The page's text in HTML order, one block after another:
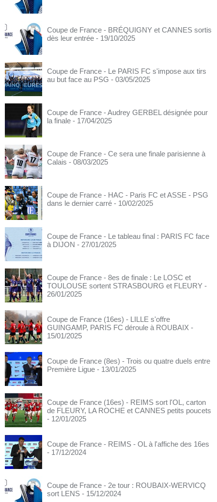
Coupe de France - BRÉQUIGNY et CANNES sortis
dès leur entrée - 19/10/2025
Coupe de France - Le PARIS FC s'impose aux tirs
au but face au PSG - 03/05/2025
Coupe de France - Audrey GERBEL désignée pour
la finale - 17/04/2025
Coupe de France - Ce sera une finale parisienne à
Calais - 08/03/2025
Coupe de France - HAC - Paris FC et ASSE - PSG
dans le dernier carré - 10/02/2025
Coupe de France - Le tableau final : PARIS FC face
à DIJON - 27/01/2025
Coupe de France - 8es de finale : Le LOSC et
TOULOUSE sortent STRASBOURG et FLEURY -
26/01/2025
Coupe de France (16es) - LILLE s'offre
GUINGAMP, PARIS FC déroule à ROUBAIX -
15/01/2025
Coupe de France (8es) - Trois ou quatre duels entre
Première Ligue - 13/01/2025
Coupe de France (16es) - REIMS sort l'OL, carton
de FLEURY, LA ROCHE et CANNES petits poucets
- 12/01/2025
Coupe de France - REIMS - OL à l'affiche des 16es
- 17/12/2024
Coupe de France - 2e tour : ROUBAIX-WERVICQ
sort LENS - 15/12/2024